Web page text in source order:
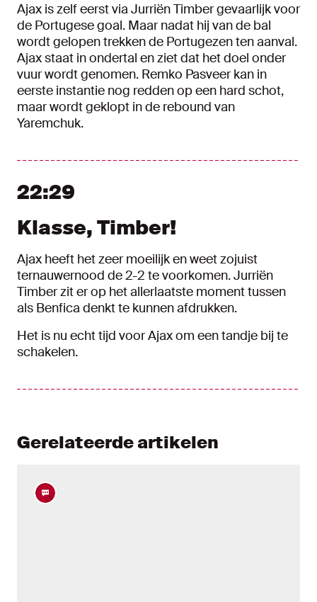
Ajax is zelf eerst via Jurriën Timber gevaarlijk voor
de Portugese goal. Maar nadat hij van de bal
wordt gelopen trekken de Portugezen ten aanval.
Ajax staat in ondertal en ziet dat het doel onder
vuur wordt genomen. Remko Pasveer kan in
eerste instantie nog redden op een hard schot,
maar wordt geklopt in de rebound van
Yaremchuk.
22:29
Klasse, Timber!
Ajax heeft het zeer moeilijk en weet zojuist
ternauwernood de 2-2 te voorkomen. Jurriën
Timber zit er op het allerlaatste moment tussen
als Benfica denkt te kunnen afdrukken.
Het is nu echt tijd voor Ajax om een tandje bij te
schakelen.
Gerelateerde artikelen